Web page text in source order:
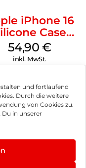
und fortlaufend
Durch die weitere
von Cookies zu.
in unserer
iPhone 16
Case
Black
54,90 €
inkl. MwSt.